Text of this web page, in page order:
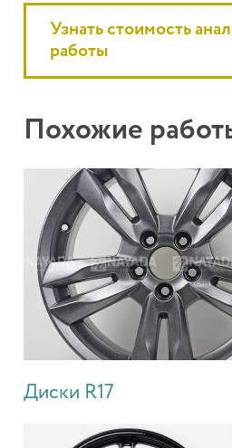
Узнать стоимость
работы
Похожие
Диски R17